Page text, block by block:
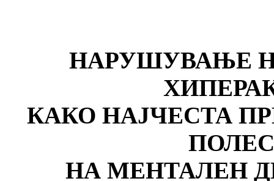
НАРУШУВАЊЕ
КАКО НАЈЧЕСТА
НА МЕНТАЛЕН